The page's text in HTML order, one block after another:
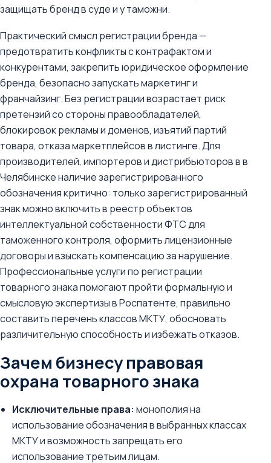
защищать бренд в суде и у таможни.
Практический смысл регистрации бренда —
предотвратить конфликты с контрафактом и
конкурентами, закрепить юридическое оформление
бренда, безопасно запускать маркетинг и
франчайзинг. Без регистрации возрастает риск
претензий со стороны правообладателей,
блокировок рекламы и доменов, изъятий партий
товара, отказа маркетплейсов в листинге. Для
производителей, импортеров и дистрибьюторов в в
Челябинске наличие зарегистрированного
обозначения критично: только зарегистрированный
знак можно включить в реестр объектов
интеллектуальной собственности ФТС для
таможенного контроля, оформить лицензионные
договоры и взыскать компенсацию за нарушение.
Профессиональные услуги по регистрации
товарного знака помогают пройти формальную и
смысловую экспертизы в Роспатенте, правильно
составить перечень классов МКТУ, обосновать
различительную способность и избежать отказов.
Зачем бизнесу правовая
охрана товарного знака
Исключительные права: монополия на
использование обозначения в выбранных классах
МКТУ и возможность запрещать его
использование третьим лицам.